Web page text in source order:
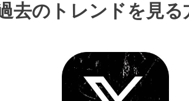
去のトレンドを見